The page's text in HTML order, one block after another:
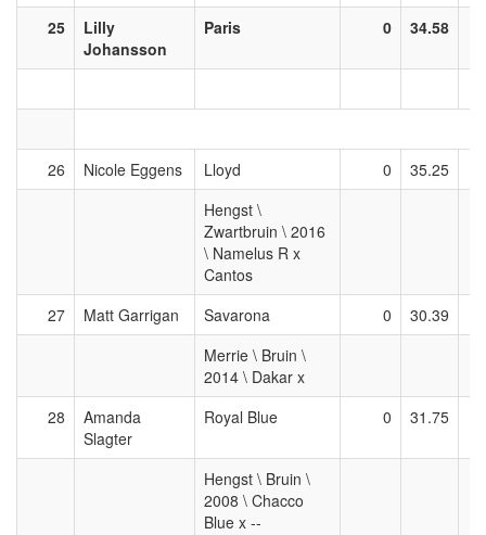
25
Lilly
Johansson
Paris 0 34.58
26 Nicole Eggens Lloyd 0
35.25
Hengst \
Zwartbruin \ 2016
\ Namelus R x
Cantos
27
Matt Garrigan Savarona 0
30.39
Merrie \ Bruin \
2014 \ Dakar x
28
Amanda
Slagter
Royal Blue 0 31.75
Hengst \ Bruin \
2008 \ Chacco
Blue x --